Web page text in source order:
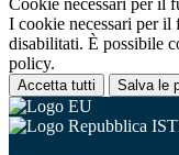
Cookie necessari per il
I cookie necessari per il
disabilitati. È possibile
policy.
Accetta tutti Salva le